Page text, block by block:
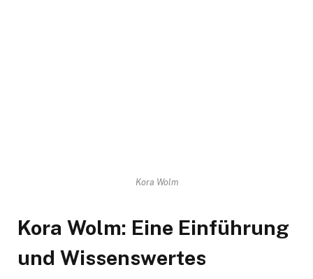
Kora Wolm
Kora Wolm: Eine Einführung
und Wissenswertes